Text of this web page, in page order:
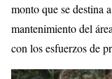
monto que se destina
mantenimiento del
con los esfuerzos de